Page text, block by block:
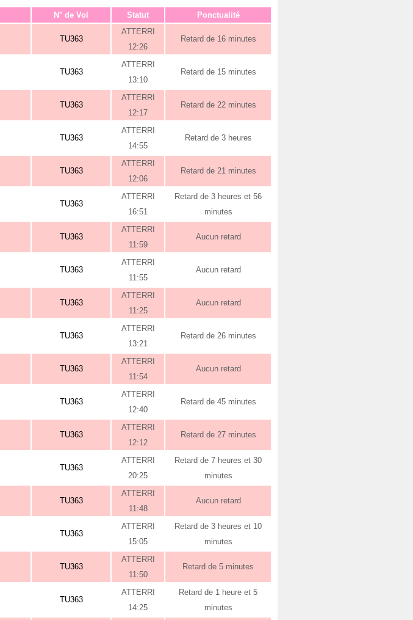
N° de Vol Statut Ponctualité
TU363
ATTERRI
12:26
Retard de 16 minutes
TU363
ATTERRI
13:10
Retard de 15 minutes
TU363
ATTERRI
12:17
Retard de 22 minutes
TU363
ATTERRI
14:55
Retard de 3 heures
TU363
ATTERRI
12:06
Retard de 21 minutes
TU363
ATTERRI
16:51
Retard de 3 heures et 56
minutes
TU363
ATTERRI
11:59
Aucun retard
TU363
ATTERRI
11:55
Aucun retard
TU363
ATTERRI
11:25
Aucun retard
TU363
ATTERRI
13:21
Retard de 26 minutes
TU363
ATTERRI
11:54
Aucun retard
TU363
ATTERRI
12:40
Retard de 45 minutes
TU363
ATTERRI
12:12
Retard de 27 minutes
TU363
ATTERRI
20:25
Retard de 7 heures et 30
minutes
TU363
ATTERRI
11:48
Aucun retard
TU363
ATTERRI
15:05
Retard de 3 heures et 10
minutes
TU363
ATTERRI
11:50
Retard de 5 minutes
TU363
ATTERRI
14:25
Retard de 1 heure et 5
minutes